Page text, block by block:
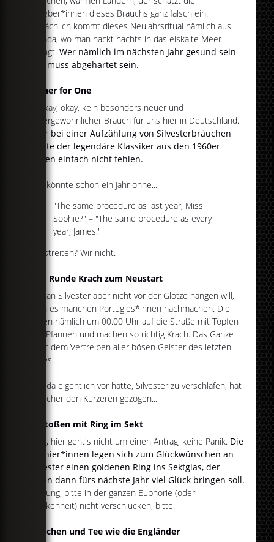
Urheber*innen dieses Brauchs ganz falsch ein.
Tatsächlich kommt dieses Neujahrsritual nämlich aus
Kanada, wo man nackt nachts in das eiskalte Meer
springt.Wer nämlich im nächsten Jahr gesund sein
will, muss abgehärtet sein.
Dinner for One
Ja, okay, okay, kein besonders neuer und
außergewöhnlicher Brauch für uns hier in Deutschland.
Aber bei einer Aufzählung von Silvesterbräuchen
durfte der legendäre Klassiker aus den 1960er
Jahren einfach nicht fehlen.
Wer könnte schon ein Jahr ohne...
"The same procedure as last year, Miss
Sophie?" – "The same procedure as every
year, James."
...bestreiten? Wir nicht.
Eine Runde Krach zum Neustart
Wer an Silvester aber nicht vor der Glotze hängen will,
kann es manchen Portugies*innen nachmachen. Die
gehen nämlich um 00.00 Uhr auf die Straße mit Töpfen
und Pfannen und machen so richtig Krach. Das Ganze
dient dem Vertreiben aller bösen Geister des letzten
Jahres.
Wer da eigentlich vor hatte, Silvester zu verschlafen, hat
da sicher den Kürzeren gezogen...
Anstoßen mit Ring im Sekt
Nein, hier geht's nicht um einen Antrag, keine Panik. Die
Spanier*innen legen sich zum Glückwünschen an
Silvester einen goldenen Ring ins Sektglas, der
ihnen dann fürs nächste Jahr viel Glück bringen soll.
Achtung, bitte in der ganzen Euphorie (oder
Trunkenheit) nicht verschlucken, bitte.
Törtchen und Tee wie die Engländer